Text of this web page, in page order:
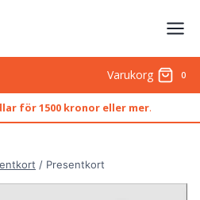
Varukorg 0
för 1500 kronor eller mer.
/ Presentkort